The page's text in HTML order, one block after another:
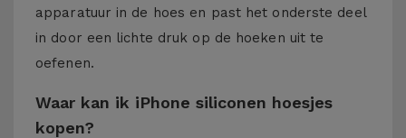
apparatuur in de hoes en past het onderste deel
in door een lichte druk op de hoeken uit te
oefenen.
Waar kan ik iPhone siliconen hoesjes
kopen?